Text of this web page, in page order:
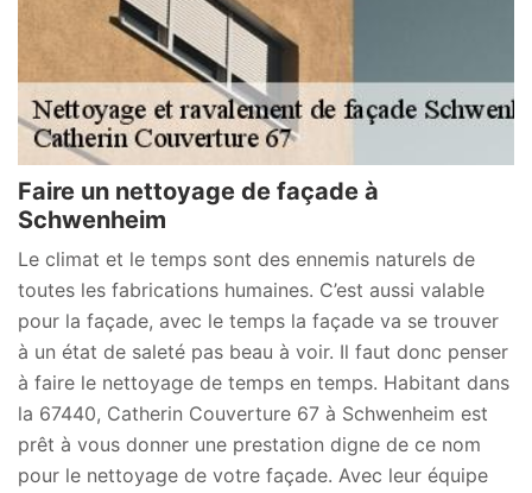
Faire un nettoyage de façade à
Schwenheim
Le climat et le temps sont des ennemis naturels de
toutes les fabrications humaines. C’est aussi valable
pour la façade, avec le temps la façade va se trouver
à un état de saleté pas beau à voir. Il faut donc penser
à faire le nettoyage de temps en temps. Habitant dans
la 67440, Catherin Couverture 67 à Schwenheim est
prêt à vous donner une prestation digne de ce nom
pour le nettoyage de votre façade. Avec leur équipe